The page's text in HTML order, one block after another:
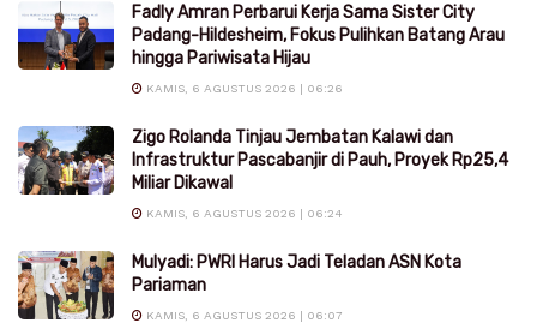
Fadly Amran Perbarui Kerja Sama Sister City
Padang-Hildesheim, Fokus Pulihkan Batang Arau
hingga Pariwisata Hijau
KAMIS, 6 AGUSTUS 2026 | 06:26
Zigo Rolanda Tinjau Jembatan Kalawi dan
Infrastruktur Pascabanjir di Pauh, Proyek Rp25,4
Miliar Dikawal
KAMIS, 6 AGUSTUS 2026 | 06:24
Mulyadi: PWRI Harus Jadi Teladan ASN Kota
Pariaman
KAMIS, 6 AGUSTUS 2026 | 06:07